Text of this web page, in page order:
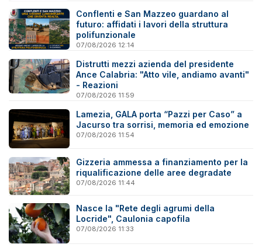
Conflenti e San Mazzeo guardano al
futuro: affidati i lavori della struttura
polifunzionale
07/08/2026 12:14
Distrutti mezzi azienda del presidente
Ance Calabria: "Atto vile, andiamo avanti"
- Reazioni
07/08/2026 11:59
Lamezia, GALA porta “Pazzi per Caso” a
Jacurso tra sorrisi, memoria ed emozione
07/08/2026 11:54
Gizzeria ammessa a finanziamento per la
riqualificazione delle aree degradate
07/08/2026 11:44
Nasce la "Rete degli agrumi della
Locride", Caulonia capofila
07/08/2026 11:33